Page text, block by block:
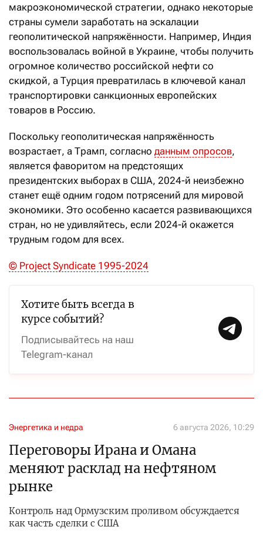
макроэкономической стратегии, однако некоторые
страны сумели заработать на эскалации
геополитической напряжённости. Например, Индия
воспользовалась войной в Украине, чтобы получить
огромное количество российской нефти со
скидкой, а Турция превратилась в ключевой канал
транспортировки санкционных европейских
товаров в Россию.
Поскольку геополитическая напряжённость
возрастает, а Трамп, согласно данным опросов,
является фаворитом на предстоящих
президентских выборах в США, 2024-й неизбежно
станет ещё одним годом потрясений для мировой
экономики. Это особенно касается развивающихся
стран, но не удивляйтесь, если 2024-й окажется
трудным годом для всех.
© Project Syndicate 1995-2024
Хотите быть всегда в
курсе событий?
Подписывайтесь на наш
Telegram-канал
Энергетика и недра 6 августа 2026, 10:29
Переговоры Ирана и Омана
меняют расклад на нефтяном
рынке
Контроль над Ормузским проливом обсуждается
как часть сделки с США